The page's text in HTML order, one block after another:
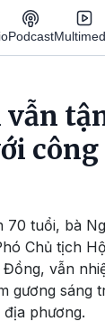
Podcast
vẫn
công
70 tuổi, bà
Chủ tịch
vẫn
gương sáng
phương.